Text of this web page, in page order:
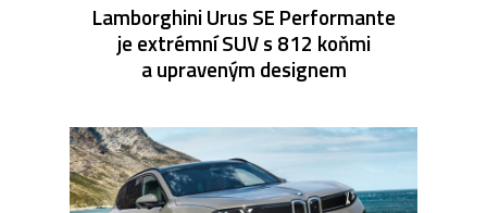
Lamborghini Urus SE Performante
je extrémní SUV s 812 koňmi
a upraveným designem